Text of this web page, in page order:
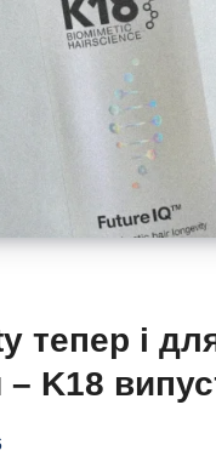
тепер і
– K18